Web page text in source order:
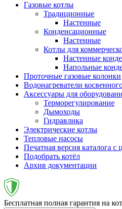
Газовые котлы
Традиционные
Настенные
Конденсационные
Настенные
Котлы для
Настенные
Напольные
Проточные газовые колонки
Водонагреватели
Аксессуары для
Терморегулирование
Дымоходы
Гидравлика
Электрические котлы
Тепловые насосы
Печатная версия каталога с
Подобрать котёл
Архив документации
Бесплатная полная гарантия на